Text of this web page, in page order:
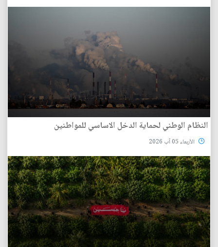
النظام الوطني لحماية الدخل الاساسي للمواطنين
الأربعاء 05 آب 2026